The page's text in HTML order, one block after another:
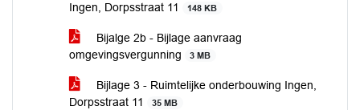
Ingen, Dorpsstraat 11
148 KB
Bijalge 2b - Bijlage aanvraag
omgevingsvergunning
3 MB
Bijlage 3 - Ruimtelijke onderbouwing Ingen,
Dorpsstraat 11
35 MB